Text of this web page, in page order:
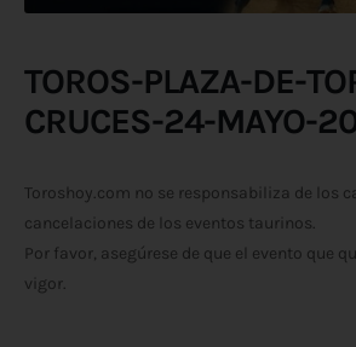
TOROS-PLAZA-DE-
CRUCES-24-MAYO-
Toroshoy.com no se responsabiliza de los
cancelaciones de los eventos taurinos.
Por favor, asegúrese de que el evento que
vigor.